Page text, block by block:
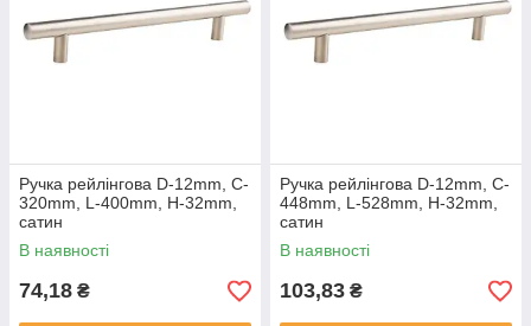
Ручка рейлінгова D-12mm, C-
320mm, L-400mm, H-32mm,
сатин
В наявності
74,18 ₴
Ручка рейлінгова D-12mm, C-
448mm, L-528mm, H-32mm,
сатин
В наявності
103,83 ₴